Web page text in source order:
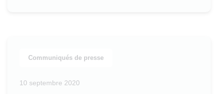
Communiqués de presse
10 septembre 2020